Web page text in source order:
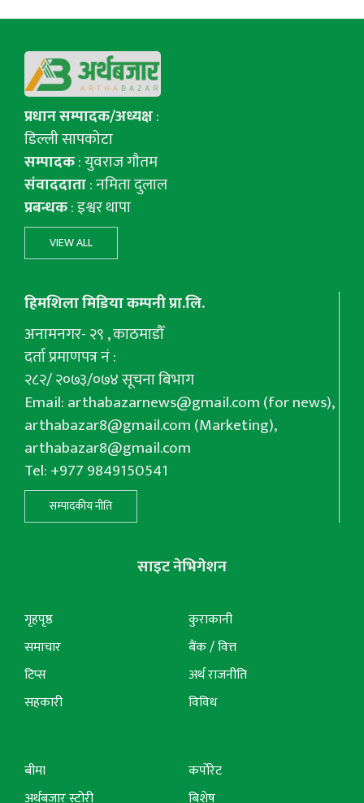
प्रधान सम्पादक/अध्यक्ष:
डिल्ली सापकोटा
सम्पादक: युवराज गाैतम
संवाददाता: नमिता दुलाल
प्रबन्धक: इश्वर थापा
VIEW ALL
हिमशिला मिडिया कम्पनी प्रा.लि.
अनामनगर- २९ , काठमाडौँ
दर्ता प्रमाणपत्र नं :
२८२/ २०७३/०७४ सूचना बिभाग
Email:arthabazarnews@gmail.com(for news),
arthabazar8@gmail.com(Marketing),
arthabazar8@gmail.com
Tel: +977 9849150541
सम्पादकीय नीति
साइट नेभिगेशन
गृहपृष्ठ
समाचार
टिप्स
सहकारी
कुराकानी
बैंक / वित्त
अर्थ राजनीति
विविध
बीमा
कर्पोरेट